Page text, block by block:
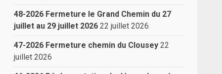
48-2026 Fermeture le Grand Chemin du 27
juillet au 29 juillet 2026 22 juillet 2026
47-2026 Fermeture chemin du Clousey 22
juillet 2026